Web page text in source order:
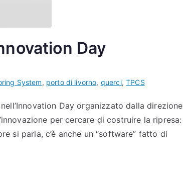
Day
System, porto di livorno, querci,TPCS
Day organizzato dalla direzione
per cercare di costruire la ripresa:
si parla, c’è anche un “software” fatto di